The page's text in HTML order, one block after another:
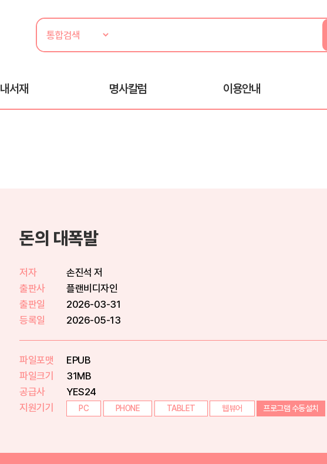
내서재 명사칼럼 이용안내
돈의 대폭발
저자
손진석 저
출판사
플랜비디자인
출판일
2026-03-31
등록일
2026-05-13
파일포맷
EPUB
파일크기
31MB
공급사
YES24
지원기기
PC PHONE TABLET 웹뷰어 프로그램 수동설치